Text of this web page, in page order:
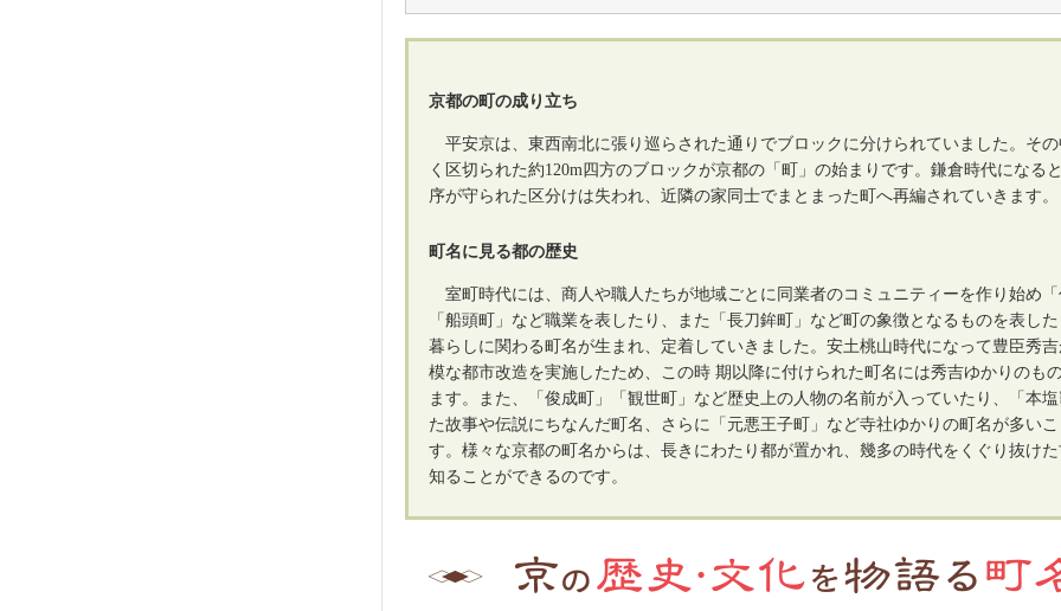
京都の町の成り立ち
平安京は、東西南北に張り巡らされた通りでブロックに分けられていました。そ
く区切られた約120m四方のブロックが京都の「町」の始まりです。鎌倉時代になる
序が守られた区分けは失われ、近隣の家同士でまとまった町へ再編されていきます。
町名に見る都の歴史
室町時代には、商人や職人たちが地域ごとに同業者のコミュニティーを作り始め
「船頭町」など職業を表したり、また「長刀鉾町」など町の象徴となるものを表し
暮らしに関わる町名が生まれ、定着していきました。安土桃山時代になって豊臣秀
模な都市改造を実施したため、この時 期以降に付けられた町名には秀吉ゆかりのも
ます。また、「俊成町」「観世町」など歴史上の人物の名前が入っていたり、「本
た故事や伝説にちなんだ町名、さらに「元悪王子町」など寺社ゆかりの町名が多い
す。様々な京都の町名からは、長きにわたり都が置かれ、幾多の時代をくぐり抜け
知ることができるのです。